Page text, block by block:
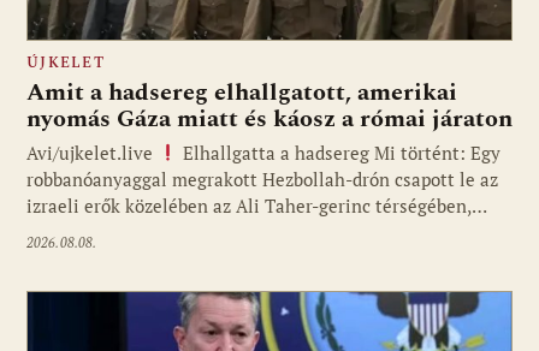
ÚJKELET
Amit a hadsereg elhallgatott, amerikai
nyomás Gáza miatt és káosz a római járaton
Avi/ujkelet.live
Elhallgatta a hadsereg Mi történt: Egy
robbanóanyaggal megrakott Hezbollah-drón csapott le az
izraeli erők közelében az Ali Taher-gerinc térségében,…
2026.08.08.